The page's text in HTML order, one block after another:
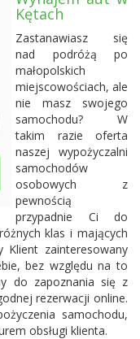
Kętach
Zastanawiasz się
nad podróżą po
małopolskich
miejscowościach, ale
nie masz swojego
samochodu? W
takim razie oferta
naszej wypożyczalni
samochodów
osobowych z
pewnością
przypadnie Ci do
klas i mających
Klient zainteresowany
bez względu na to
do zapoznania się z
rezerwacji online.
samochodu,
obsługi klienta.